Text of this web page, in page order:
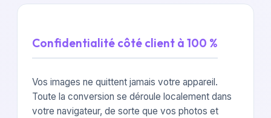
Confidentialité côté client à 100 %
Vos images ne quittent jamais votre appareil.
Toute la conversion se déroule localement dans
votre navigateur, de sorte que vos photos et